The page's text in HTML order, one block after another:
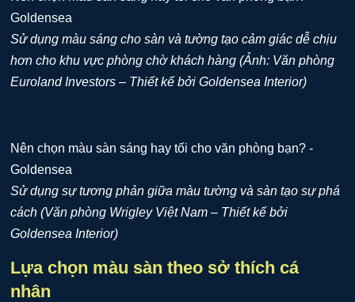
Sử dụng màu sáng cho sàn và tường tạo cảm giác dễ chịu
hơn cho khu vực phòng chờ khách hàng (Ảnh: Văn phòng
Euroland Investors – Thiết kế bởi Goldensea Interior)
Sử dụng sự tương phản giữa màu tường và sàn tạo sự phá
cách (Văn phòng Wrigley Việt Nam – Thiết kế bởi
Goldensea Interior)
Lựa chọn màu sàn theo sở thích cá
nhân